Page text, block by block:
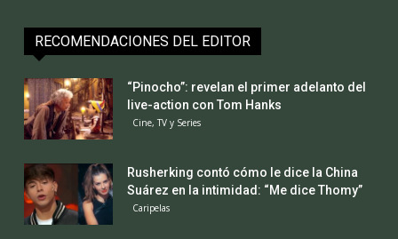
RECOMENDACIONES DEL EDITOR
“Pinocho”: revelan el primer adelanto del
live-action con Tom Hanks
Cine, TV y Series
Rusherking contó cómo le dice la China
Suárez en la intimidad: “Me dice Thomy”
Caripelas